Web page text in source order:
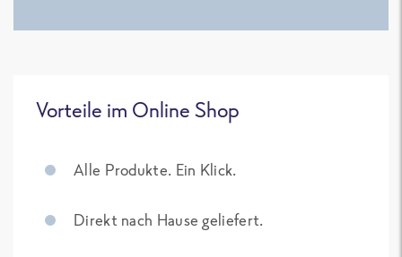
Vorteile im Online Shop
Alle Produkte. Ein Klick.
Direkt nach Hause geliefert.